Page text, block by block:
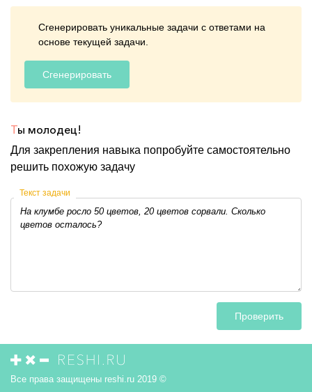
Сгенерировать уникальные задачи с ответами на
основе текущей задачи.
Сгенерировать
Ты молодец!
Для закрепления навыка попробуйте самостоятельно
решить похожую задачу
Текст задачи
Проверить
Все права защищены reshi.ru 2019 ©